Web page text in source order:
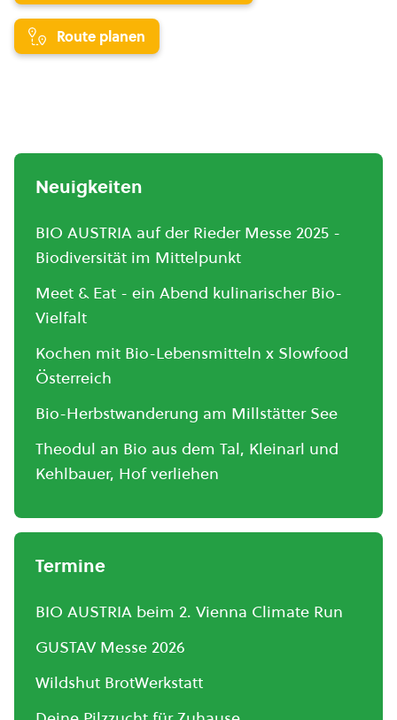
Route planen
Neuigkeiten
BIO AUSTRIA auf der Rieder Messe 2025 -
Biodiversität im Mittelpunkt
Meet & Eat - ein Abend kulinarischer Bio-
Vielfalt
Kochen mit Bio-Lebensmitteln x Slowfood
Österreich
Bio-Herbstwanderung am Millstätter See
Theodul an Bio aus dem Tal, Kleinarl und
Kehlbauer, Hof verliehen
Termine
BIO AUSTRIA beim 2. Vienna Climate Run
GUSTAV Messe 2026
Wildshut BrotWerkstatt